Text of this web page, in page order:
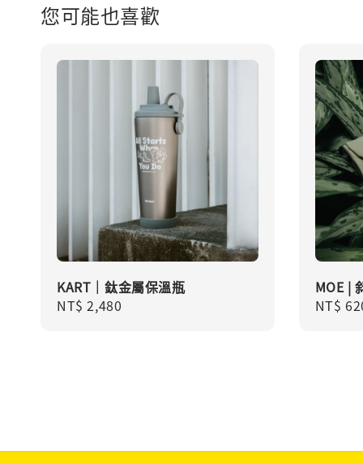
您可能也喜歡
KART｜鈦金屬保溫瓶
Regular
NT$ 2,480
MOE |
NT$